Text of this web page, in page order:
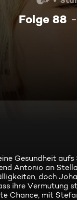
Folge 88
Gesundheit
Antonio an
doch
ihre
Chance, mit